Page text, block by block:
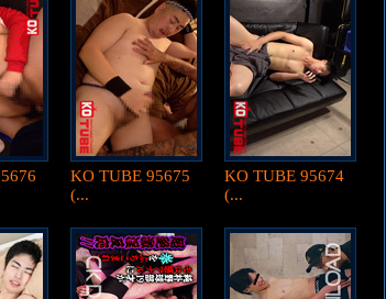
KO TUBE 95675
(...
KO TUBE 95674
(...